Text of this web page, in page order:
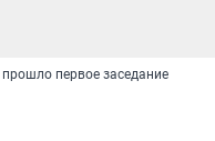
первое заседание